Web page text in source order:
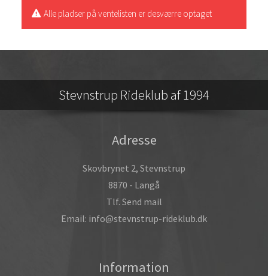
Alle pladser på ventelisten er desværre optaget
Stevnstrup Rideklub af 1994
Adresse
Skovbrynet 2, Stevnstrup
8870 - Langå
Tlf. Send mail
Email: info@stevnstrup-rideklub.dk
Information